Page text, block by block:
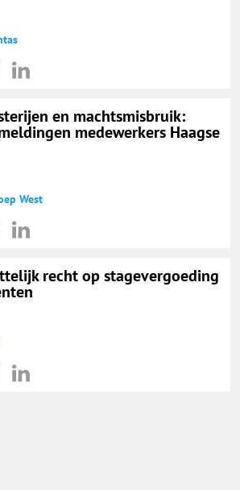
en machtsmisbruik:
medewerkers Haagse
West
recht op stagevergoeding